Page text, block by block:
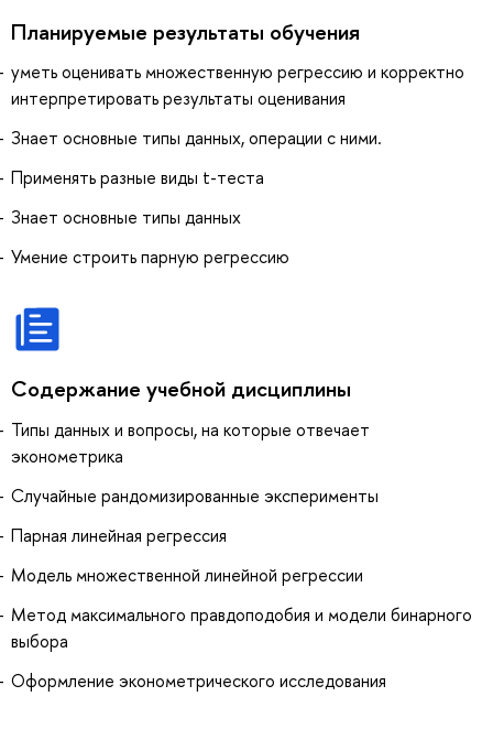
Планируемые результаты обучения
уметь оценивать множественную регрессию и корректно
интерпретировать результаты оценивания
Знает основные типы данных, операции с ними.
Применять разные виды t-теста
Знает основные типы данных
Умение строить парную регрессию
Содержание учебной дисциплины
Типы данных и вопросы, на которые отвечает
эконометрика
Случайные рандомизированные эксперименты
Парная линейная регрессия
Модель множественной линейной регрессии
Метод максимального правдоподобия и модели бинарного
выбора
Оформление эконометрического исследования